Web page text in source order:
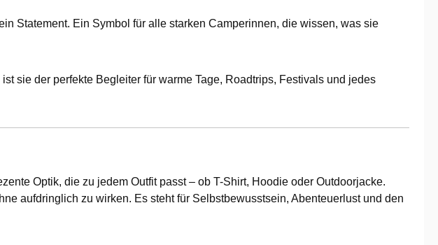
Statement. Ein Symbol für alle starken Camperinnen, die wissen, was sie
sie der perfekte Begleiter für warme Tage, Roadtrips, Festivals und jedes
Optik, die zu jedem Outfit passt – ob T-Shirt, Hoodie oder Outdoorjacke.
aufdringlich zu wirken. Es steht für Selbstbewusstsein, Abenteuerlust und den